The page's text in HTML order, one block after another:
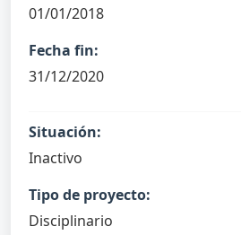
01/01/2018
Fecha fin:
31/12/2020
Situación:
Inactivo
Tipo de proyecto:
Disciplinario